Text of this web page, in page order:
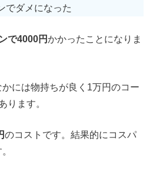
でダメになった
で4000円かかったことになりま
には物持ちが良く1万円のコー
ります。
のコストです。結果的にコスパ